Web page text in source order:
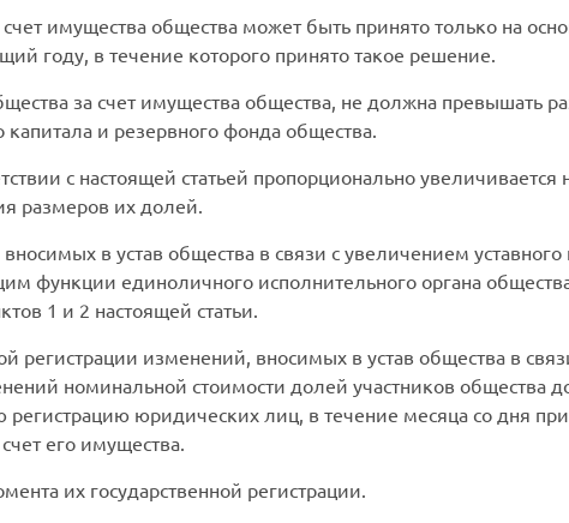
имущества общества может быть принято только на
году, в течение которого принято такое решение.
за счет имущества общества, не должна превышать
и резервного фонда общества.
с настоящей статьей пропорционально увеличивается
размеров их долей.
в устав общества в связи с увеличением уставного
функции единоличного исполнительного органа
1 и 2 настоящей статьи.
регистрации изменений, вносимых в устав общества в
номинальной стоимости долей участников общества
юридических лиц, в течение месяца со дня
его имущества.
их государственной регистрации.